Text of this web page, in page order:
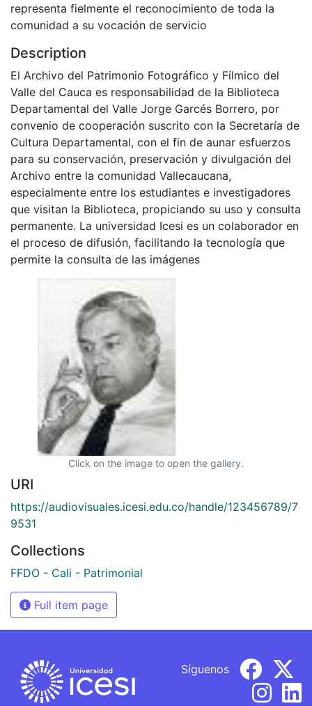
representa fielmente el reconocimiento de toda la
comunidad a su vocación de servicio
Description
El Archivo del Patrimonio Fotográfico y Fílmico del
Valle del Cauca es responsabilidad de la Biblioteca
Departamental del Valle Jorge Garcés Borrero, por
convenio de cooperación suscrito con la Secretaría de
Cultura Departamental, con el fin de aunar esfuerzos
para su conservación, preservación y divulgación del
Archivo entre la comunidad Vallecaucana,
especialmente entre los estudiantes e investigadores
que visitan la Biblioteca, propiciando su uso y consulta
permanente. La universidad Icesi es un colaborador en
el proceso de difusión, facilitando la tecnología que
permite la consulta de las imágenes
Click on the image to open the gallery.
URI
https://audiovisuales.icesi.edu.co/handle/123456789/7
9531
Collections
FFDO - Cali - Patrimonial
Full item page
Síguenos